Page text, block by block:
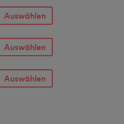
Auswählen
Auswählen
Auswählen